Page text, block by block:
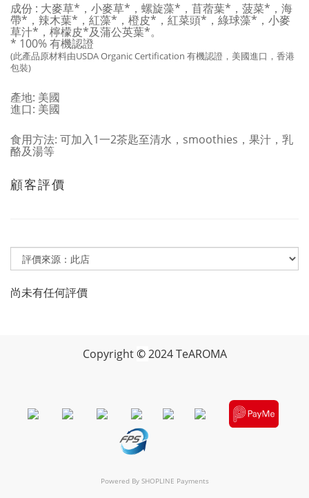
成份 : 大麥草*，小麥草*，螺旋藻*，苜蓿葉*，菠菜*，海
帶*，辣木葉*，紅藻*，橙皮*，紅菜頭*，綠球藻*，小麥
草汁*，檸檬皮*及蒲公英葉*。
* 100% 有機認證
(此產品原材料由USDA Organic Certification 有機認證，美國進口，香港
包裝)
產地: 美國
進口: 美國
食用方法: 可加入1一2茶匙至清水，smoothies，果汁，乳
酪及湯等
顧客評價
尚未有任何評價
Copyright©2024 TeAROMA
Powered By SHOPLINE Payments